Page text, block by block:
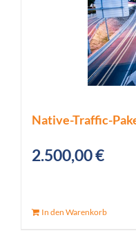
Native-Traffic-
2.500,00€
In den Warenkorb